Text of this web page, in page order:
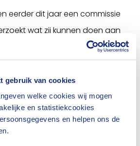
gebruik van cookies
welke cookies wij mogen
en statistiekcookies
en helpen ons de
eerder dit jaar een commissie
wat zij kunnen doen aan
in Griekenland. Het is
eerst een focus komt op
maar daarna willen de
naar andere delen van de
vertelt Roelof Visscher van het
Verzekeringsfraude (CBV).